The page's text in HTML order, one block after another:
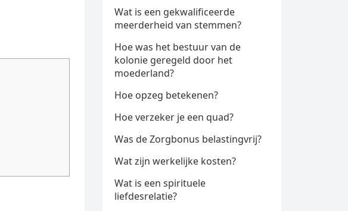
Wat is een gekwalificeerde
meerderheid van stemmen?
Hoe was het bestuur van de
kolonie geregeld door het
moederland?
Hoe opzeg betekenen?
Hoe verzeker je een quad?
Was de Zorgbonus belastingvrij?
Wat zijn werkelijke kosten?
Wat is een spirituele
liefdesrelatie?